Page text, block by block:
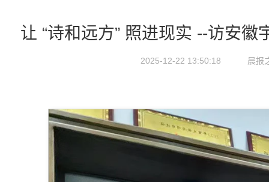
让 “诗和远方” 照进现实 --访安
2025-12-22 13:50:18 晨报